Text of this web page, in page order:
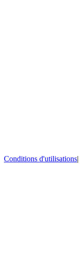
Conditions d'utilisations|